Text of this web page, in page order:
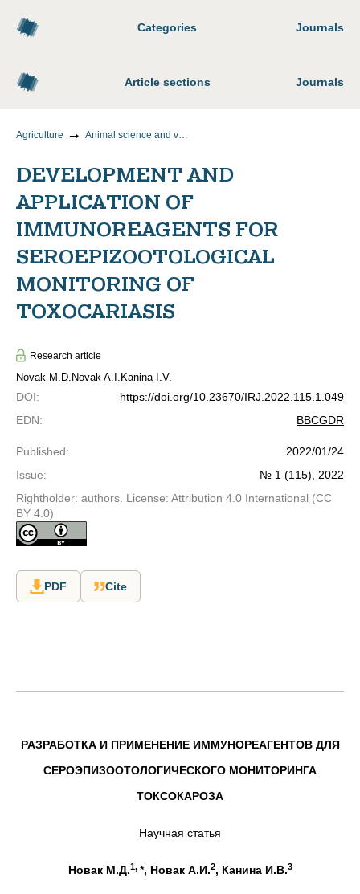
Categories Journals
Article sections Journals
Agriculture Animal science and veterinary medicine
DEVELOPMENT AND
APPLICATION OF
IMMUNOREAGENTS FOR
SEROEPIZOOTOLOGICAL
MONITORING OF
TOXOCARIASIS
Research article
Novak M.D. Novak A.I. Kanina I.V.
DOI:
https://doi.org/10.23670/IRJ.2022.115.1.049
EDN: BBCGDR
Published:
2022/01/24
Issue:
№ 1 (115), 2022
Rightholder: authors. License: Attribution 4.0 International (CC
BY 4.0)
PDF Cite
РАЗРАБОТКА И ПРИМЕНЕНИЕ ИММУНОРЕАГЕНТОВ ДЛЯ
СЕРОЭПИЗООТОЛОГИЧЕСКОГО МОНИТОРИНГА
ТОКСОКАРОЗА
Научная статья
Новак М.Д.1, *, Новак А.И.2, Канина И.В.3